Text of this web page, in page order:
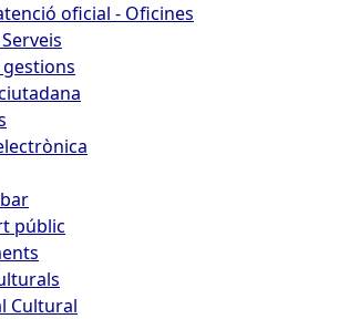
oficial - Oficines
públic
Cultural